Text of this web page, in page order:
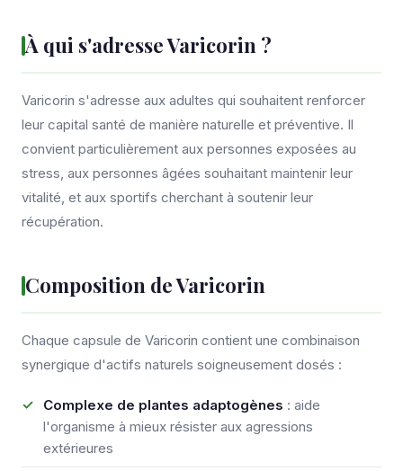
À qui s'adresse Varicorin ?
Varicorin s'adresse aux adultes qui souhaitent renforcer
leur capital santé de manière naturelle et préventive. Il
convient particulièrement aux personnes exposées au
stress, aux personnes âgées souhaitant maintenir leur
vitalité, et aux sportifs cherchant à soutenir leur
récupération.
Composition de Varicorin
Chaque capsule de Varicorin contient une combinaison
synergique d'actifs naturels soigneusement dosés :
Complexe de plantes adaptogènes : aide
l'organisme à mieux résister aux agressions
extérieures